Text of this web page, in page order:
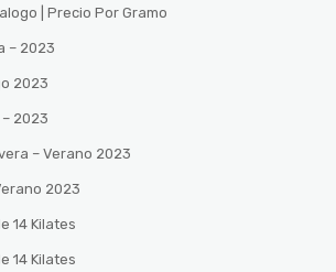
| Precio Por Gramo
– 2023
2023
2023
– Verano 2023
2023
14 Kilates
14 Kilates